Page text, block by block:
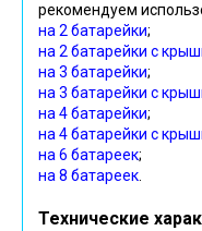
рекомендуем
на 2 батарейки;
на 2 батарейки с
на 3 батарейки;
на 3 батарейки с
на 4 батарейки;
на 4 батарейки с
на 6 батареек;
на 8 батареек.
Технические